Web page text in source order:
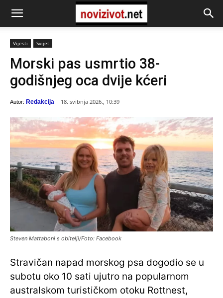
Vijesti Svijet
Morski pas usmrtio 38-
godišnjeg oca dvije kćeri
Autor: Redakcija 18. svibnja 2026., 10:39
Steven Mattaboni s obitelji/Foto: Facebook
Stravičan napad morskog psa dogodio se u
subotu oko 10 sati ujutro na popularnom
australskom turističkom otoku Rottnest,